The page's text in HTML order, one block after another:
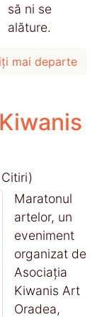
să ni se
alăture.
mai departe
Maratonul
artelor, un
eveniment
organizat de
Asociația
Kiwanis Art
Oradea,